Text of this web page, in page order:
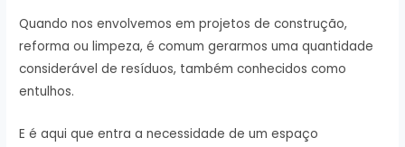
Quando nos envolvemos em projetos de construção,
reforma ou limpeza, é comum gerarmos uma quantidade
considerável de resíduos, também conhecidos como
entulhos.
E é aqui que entra a necessidade de um espaço